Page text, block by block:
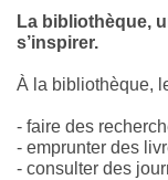
La bibliothèque,
s’inspirer.
À la bibliothèque,
- faire des
- emprunter des
- consulter des